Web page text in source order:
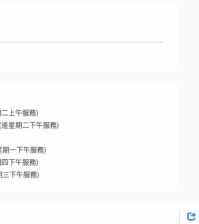
上午服務)
星期二下午服務)
一下午服務)
下午服務)
下午服務)